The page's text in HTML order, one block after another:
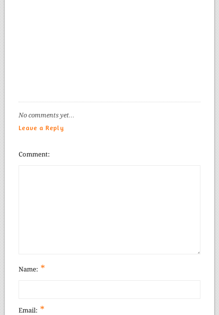
No comments yet…
Leave a Reply
Comment
Name: *
Email: *